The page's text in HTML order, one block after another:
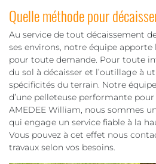
Quelle méthode pour
Au service de tout décaissement
ses environs, notre équipe
pour toute demande. Pour toute
du sol à décaisser et l’outillage à
spécificités du terrain. Notre
d’une pelleteuse performante
AMEDEE William, nous sommes
qui engage un service fiable à la
Vous pouvez à cet effet nous
travaux selon vos besoins.